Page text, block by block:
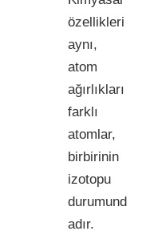
özellikleri
aynı,
atom
ağırlıkları
farklı
atomlar,
birbirinin
izotopu
durumund
adır.